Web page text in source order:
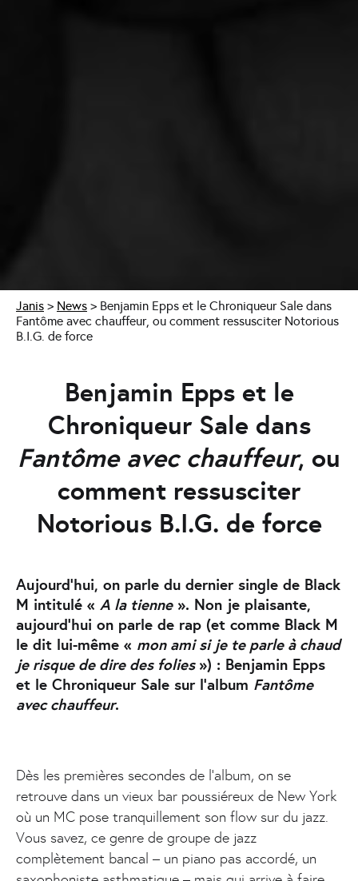
Janis > News > Benjamin Epps et le Chroniqueur Sale dans
Fantôme avec chauffeur, ou comment ressusciter Notorious
B.I.G. de force
Benjamin Epps et le
Chroniqueur Sale dans
Fantôme avec chauffeur, ou
comment ressusciter
Notorious B.I.G. de force
Aujourd’hui, on parle du dernier single de Black
M intitulé « A la tienne». Non je plaisante,
aujourd’hui on parle de rap (et comme Black M
le dit lui-même « mon ami si je te parle à chaud
je risque de dire des folies ») : Benjamin Epps
et le Chroniqueur Sale sur l’album Fantôme
avec chauffeur.
Dès les premières secondes de l’album, on se
retrouve dans un vieux bar poussiéreux de New York
où un MC pose tranquillement son flow sur du jazz.
Vous savez, ce genre de groupe de jazz
complètement bancal – un piano pas accordé, un